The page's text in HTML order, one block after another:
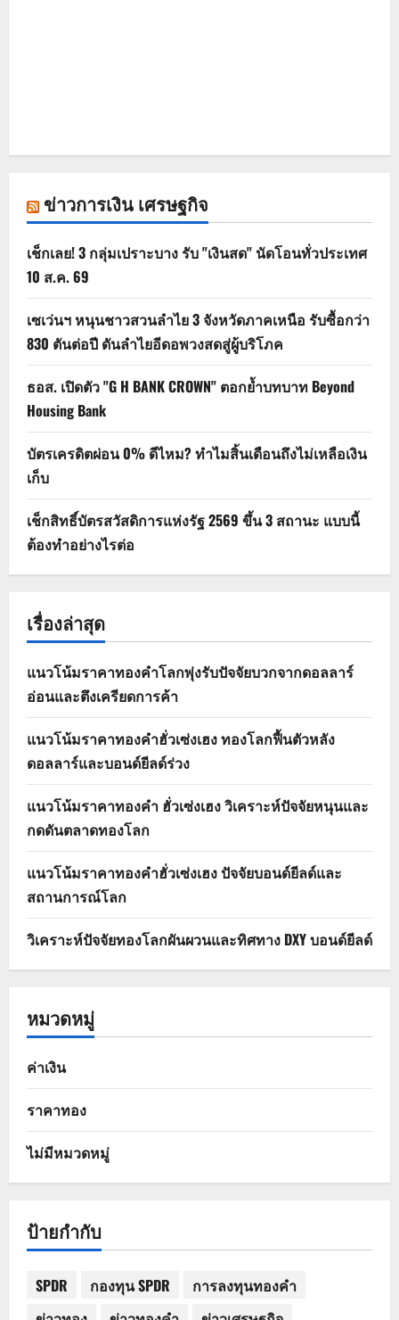
ข่าวการเงิน เศรษฐกิจ
เช็กเลย! 3 กลุ่มเปราะบาง รับ "เงินสด" นัดโอนทั่วประเทศ
10 ส.ค. 69
เซเว่นฯ หนุนชาวสวนลำไย 3 จังหวัดภาคเหนือ รับซื้อกว่า
830 ตันต่อปี ดันลำไยอีดอพวงสดสู่ผู้บริโภค
ธอส. เปิดตัว "G H BANK CROWN" ตอกย้ำบทบาท Beyond
Housing Bank
บัตรเครดิตผ่อน 0% ดีไหม? ทำไมสิ้นเดือนถึงไม่เหลือเงิน
เก็บ
เช็กสิทธิ์บัตรสวัสดิการแห่งรัฐ 2569 ขึ้น 3 สถานะ แบบนี้
ต้องทำอย่างไรต่อ
เรื่องล่าสุด
แนวโน้มราคาทองคำโลกพุ่งรับปัจจัยบวกจากดอลลาร์
อ่อนและตึงเครียดการค้า
แนวโน้มราคาทองคำฮั่วเซ่งเฮง ทองโลกฟื้นตัวหลัง
ดอลลาร์และบอนด์ยีลด์ร่วง
แนวโน้มราคาทองคำ ฮั่วเซ่งเฮง วิเคราะห์ปัจจัยหนุนและ
กดดันตลาดทองโลก
แนวโน้มราคาทองคำฮั่วเซ่งเฮง ปัจจัยบอนด์ยีลด์และ
สถานการณ์โลก
วิเคราะห์ปัจจัยทองโลกผันผวนและทิศทาง DXY บอนด์ยีลด์
หมวดหมู่
ค่าเงิน
ราคาทอง
ไม่มีหมวดหมู่
ป้ายกำกับ
SPDR กองทุน SPDR
การลงทุนทองคำ